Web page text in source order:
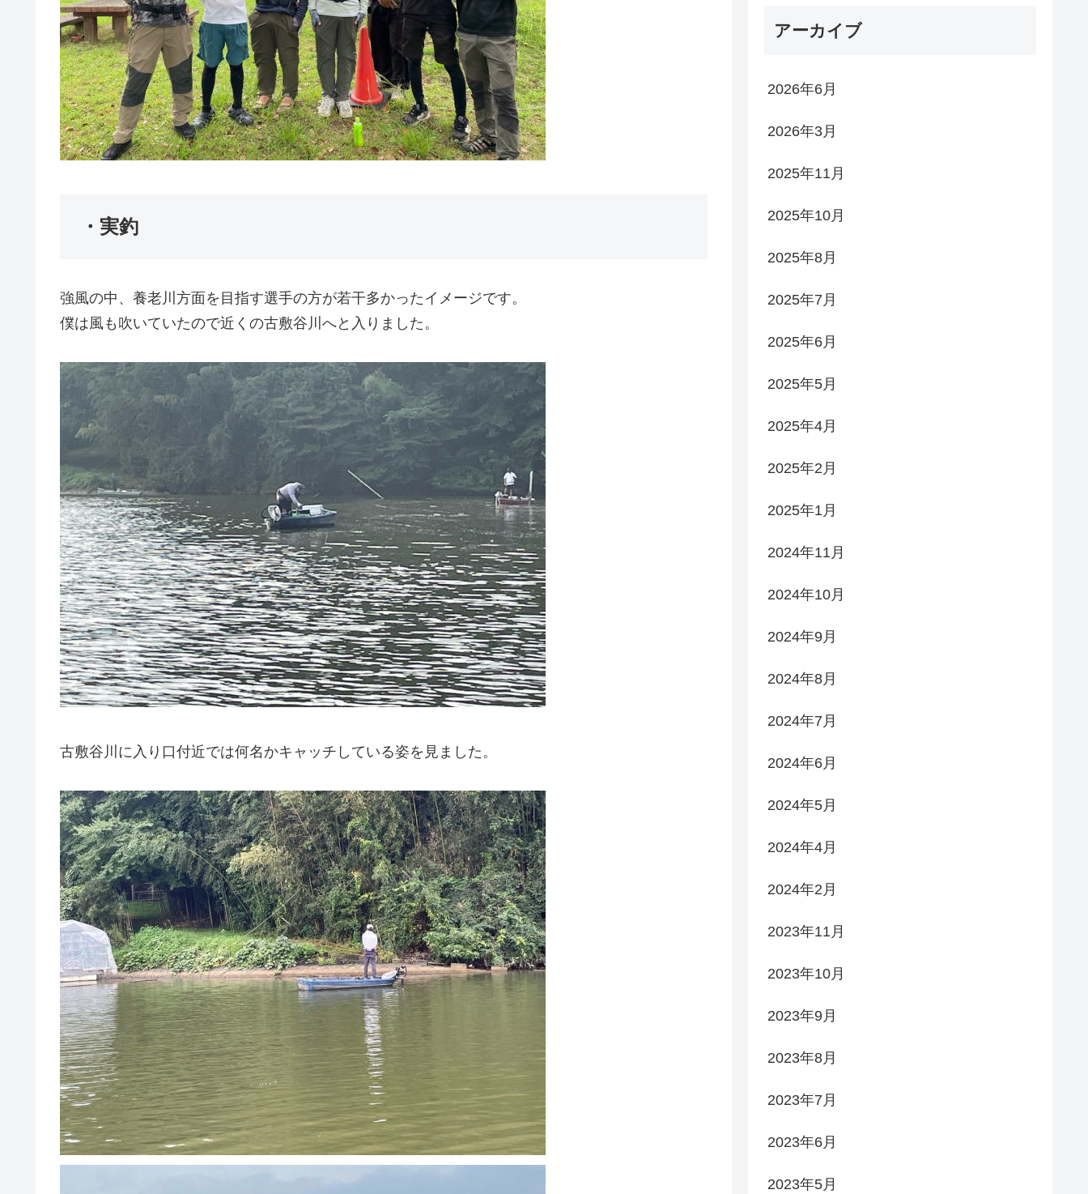
・実釣
強風の中、養老川方面を目指す選手の方が若干多かったイメージです。
僕は風も吹いていたので近くの古敷谷川へと入りました。
古敷谷川に入り口付近では何名かキャッチしている姿を見ました。
アーカイブ
2026年6月
2026年3月
2025年11月
2025年10月
2025年8月
2025年7月
2025年6月
2025年5月
2025年4月
2025年2月
2025年1月
2024年11月
2024年10月
2024年9月
2024年8月
2024年7月
2024年6月
2024年5月
2024年4月
2024年2月
2023年11月
2023年10月
2023年9月
2023年8月
2023年7月
2023年6月
2023年5月